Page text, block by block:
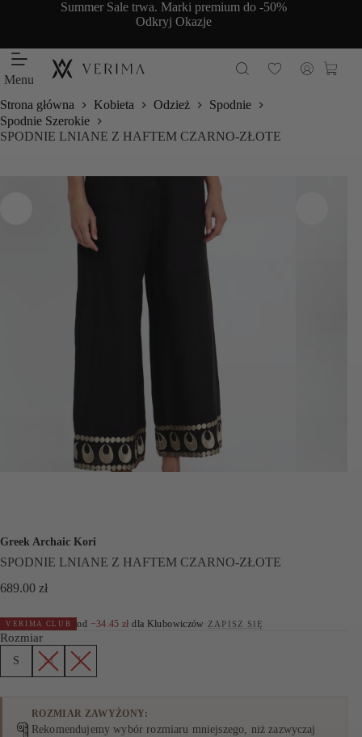
Summer Sale trwa. Marki premium do -50%
Odkryj Okazje
Menu Koszyk
Strona główna Kobieta Odzież
Spodnie
Spodnie Szerokie
SPODNIE LNIANE Z HAFTEM CZARNO-ZŁOTE
Greek Archaic Kori
SPODNIE LNIANE Z HAFTEM CZARNO-ZŁOTE
689.00 zł
VERIMA CLUB od −34.45zł dla Klubowiczów ·ZAPISZ SIĘ
Rozmiar
S M L
ROZMIAR ZAWYŻONY
Rekomendujemy wybór rozmiaru mniejszego, niż zazwyczaj